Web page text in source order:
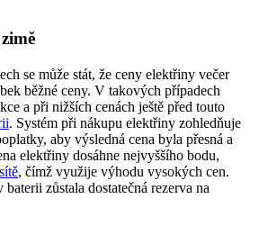
se může stát, že ceny elektřiny večer
běžné ceny. V takových případech
a při nižších cenách ještě před touto
. Systém při nákupu elektřiny zohledňuje
aby výsledná cena byla přesná a
elektřiny dosáhne nejvyššího bodu,
, čímž využije výhodu vysokých cen.
zůstala dostatečná rezerva na